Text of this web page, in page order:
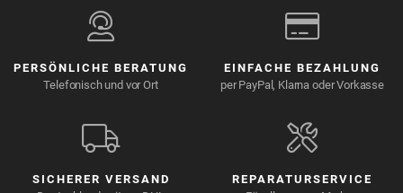
PERSÖNLICHE BERATUNG
Telefonisch und vor Ort
EINFACHE BEZAHLUNG
per PayPal, Klarna oder Vorkasse
SICHERER VERSAND
REPARATURSERVICE